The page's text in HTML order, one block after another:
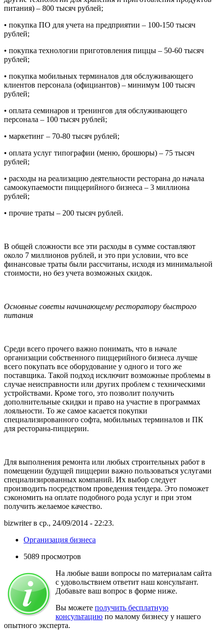
питания) – 800 тысяч рублей;
• покупка ПО для учета на предприятии – 100-150 тысяч
рублей;
• покупка технологии приготовления пиццы – 50-60 тысяч
рублей;
• покупка мобильных терминалов для обслуживающего
клиентов персонала (официантов) – минимум 100 тысяч
рублей;
• оплата семинаров и тренингов для обслуживающего
персонала – 100 тысяч рублей;
• маркетинг – 70-80 тысяч рублей;
• оплата услуг типографии (меню, брошюры) – 75 тысяч
рублей;
• расходы на реализацию деятельности ресторана до начала
самоокупаемости пиццерийного бизнеса – 3 миллиона
рублей;
• прочие траты – 200 тысяч рублей.
В общей сложности все эти расходы в сумме составляют
около 7 миллионов рублей, и это при условии, что все
финансовые траты были рассчитаны, исходя из минимальной
стоимости, но без учета возможных скидок.
Основные советы начинающему ресторатору быстрого
питания
Среди всего прочего важно понимать, что в начале
организации собственного пиццерийного бизнеса лучше
всего покупать все оборудование у одного и того же
поставщика. Такой подход исключит возможные проблемы в
случае неисправности или других проблем с техническими
устройствами. Кроме того, это позволит получить
дополнительные скидки и право на участие в программах
лояльности. То же самое касается покупки
специализированного софта, мобильных терминалов и ПК
для ресторана-пиццерии.
Для выполнения ремонта или любых строительных работ в
помещении будущей пиццерии важно пользоваться услугами
специализированных компаний. Их выбор следует
производить посредством проведения тендера. Это поможет
сэкономить на оплате подобного рода услуг и при этом
получить желаемое качество.
bizwriter в ср., 24/09/2014 - 22:23.
Организация бизнеса
5089 просмотров
На любые ваши вопросы по материалам сайта
с удовольствием ответит наш консультант.
Добавьте ваш вопрос в форме ниже.
Вы можете получить бесплатную
консультацию по малому бизнесу у нашего
опытного эксперта.